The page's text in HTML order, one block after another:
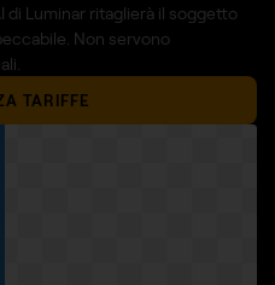
di Luminar ritaglierà il soggetto
Non servono
TARIFFE